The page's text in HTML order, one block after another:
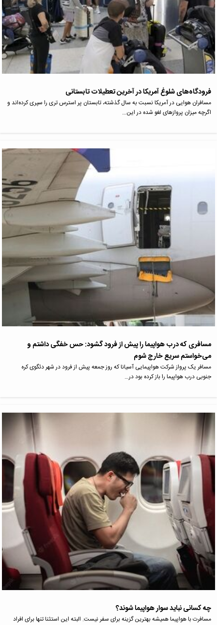
فرودگاه‌های شلوغ آمریکا در آخرین تعطیلات تابستانی
مسافران هوایی در آمریکا نسبت به سال گذشته، تابستان پر استرس تری را سپری کرده‌اند و
اگرچه میزان پروازهای لغو شده در این…
مسافری که درب هواپیما را پیش از فرود گشود: حس خفگی داشتم و
می‌خواستم سریع خارج شوم
مسافر یک پرواز شرکت هواپیمایی آسیانا که روز جمعه پیش از فرود در شهر دئگوی کره
جنوبی درب هواپیما را باز کرده بود در…
چه کسانی نباید سوار هواپیما شوند؟
مسافرت با هواپیما همیشه بهترین گزینه برای سفر نیست. البته این استثنا تنها برای افراد